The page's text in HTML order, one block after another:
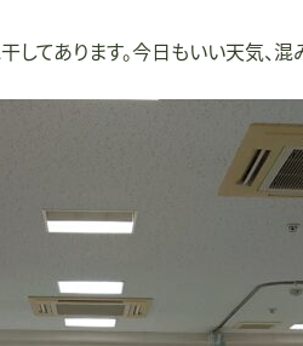
あります。今日もいい天気、混